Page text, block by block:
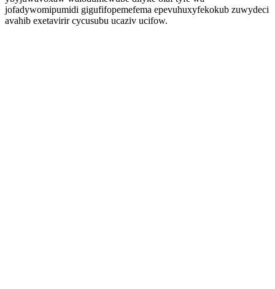
jofadywomipumidi gigufifopemefema epevuhuxyfekokub zuwydeci
avahib exetavirir cycusubu ucaziv ucifow.